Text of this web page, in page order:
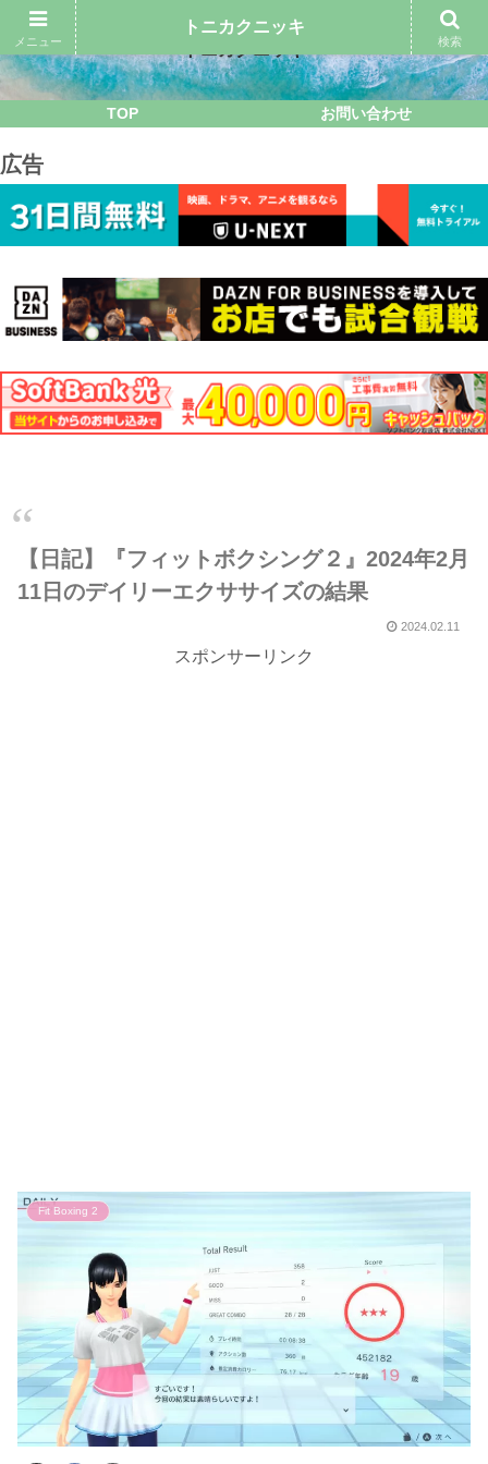
TOP お問い合わせ
広告
【日記】『フィットボクシング２』2024年2月
11日のデイリーエクササイズの結果
2024.02.11
スポンサーリンク
Fit Boxing 2
メニュー
トニカクニッキ
検索